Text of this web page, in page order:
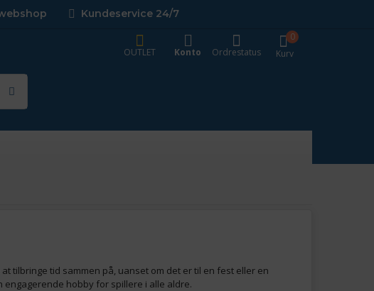
Kundeservice 24/7
Kurv
0
OUTLET
Konto Ordrestatus
tilbringe tid sammen på, uanset om det er til en fest eller en
hobby for spillere i alle aldre.